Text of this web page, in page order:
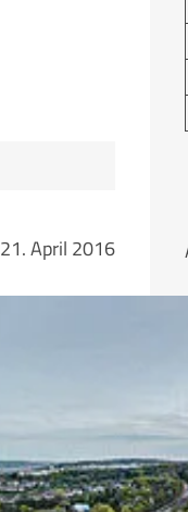
21. April 2016